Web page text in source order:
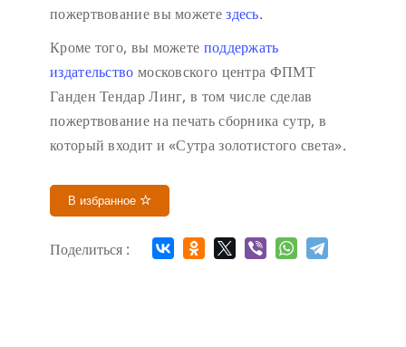
пожертвование вы можетездесь.
Кроме того, вы можете поддержать
издательство московского центра ФПМТ
Ганден Тендар Линг, в том числе сделав
пожертвование на печать сборника сутр, в
который входит и «Сутра золотистого света».
В избранное
Поделиться :